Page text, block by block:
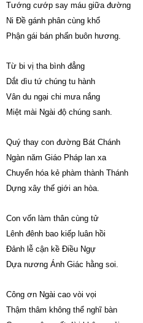
Tướng cướp say máu giữa đường
Ni Đề gánh phân cùng khổ
Phận gái bán phấn buôn hương.
Từ bi vị tha bình đẳng
Dắt dìu tứ chúng tu hành
Vân du ngại chi mưa nắng
Miệt mài Ngài độ chúng sanh.
Quý thay con đường Bát Chánh
Ngàn năm Giáo Pháp lan xa
Chuyển hóa kẻ phàm thành Thánh
Dựng xây thế giới an hòa.
Con vốn làm thân cùng tử
Lênh đênh bao kiếp luân hồi
Đảnh lễ cận kề Điều Ngự
Dựa nương Ánh Giác hằng soi.
Công ơn Ngài cao vòi vọi
Thậm thâm không thể nghĩ bàn